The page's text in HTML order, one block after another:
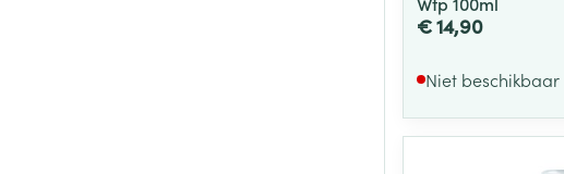
€ 14,90
Niet beschikbaar